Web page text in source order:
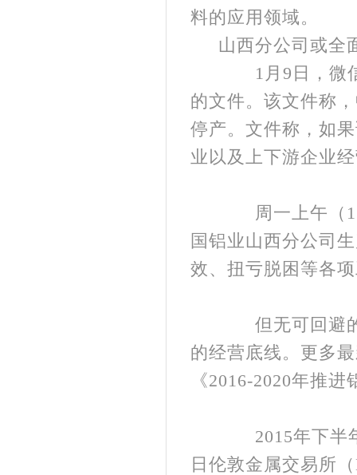
料的应用领域。
山西分公司或全
1月9日，微信
的文件。该文件称
停产。文件称，如
业以及上下游企业
周一上午（11
国铝业山西分公司
效、扭亏脱困等各
但无可回避的
的经营底线。更多
《2016-2020年推
2015年下半年
日伦敦金属交易所